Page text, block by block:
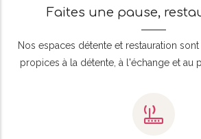
Faites une pause,
Nos espaces détente et restauration sont
propices à la détente, à l'échange et au